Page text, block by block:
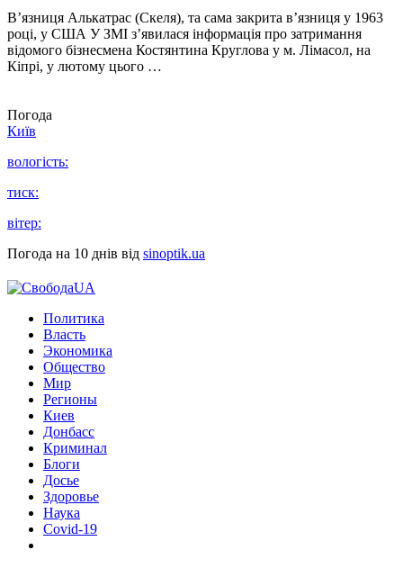
В’язниця Алькатрас (Скеля), та сама закрита в’язниця у 1963
році, у США У ЗМІ з’явилася інформація про затримання
відомого бізнесмена Костянтина Круглова у м. Лімасол, на
Кіпрі, у лютому цього …
Погода
Київ
вологість:
тиск:
вітер:
Погода на 10 днів від sinoptik.ua
Политика
Власть
Экономика
Общество
Мир
Регионы
Киев
Донбасс
Криминал
Блоги
Досье
Здоровье
Наука
Covid-19